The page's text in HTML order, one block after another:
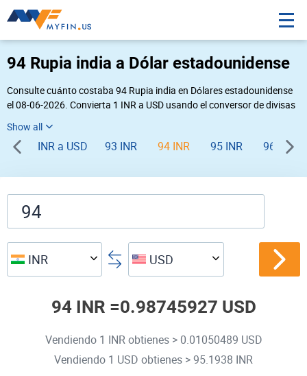
94 Rupia india a Dólar estadounidense
Consulte cuánto costaba 94 Rupia india en Dólares estadounidense
el 08-06-2026. Convierta 1 INR a USD usando el conversor de divisas
USD INR ».
INR a USD 93 INR 94 INR 95 INR 96 INR
INR USD
94 INR =0.98745927 USD
Vendiendo 1 INR obtienes > 0.01050489 USD
Vendiendo 1 USD obtienes > 95.1938 INR